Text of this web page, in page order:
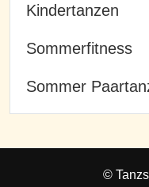
Kindertanzen
Sommerfitness
Sommer
©